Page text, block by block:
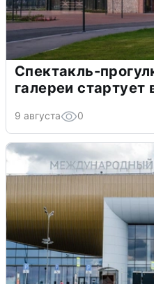
Спектакль-
галереи стартует
9 августа 0